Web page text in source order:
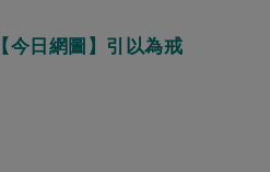
【今日網圖】引以為戒